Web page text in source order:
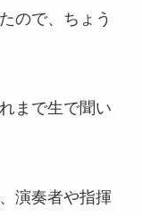
ので、ちょう
まで生で聞い
演奏者や指揮